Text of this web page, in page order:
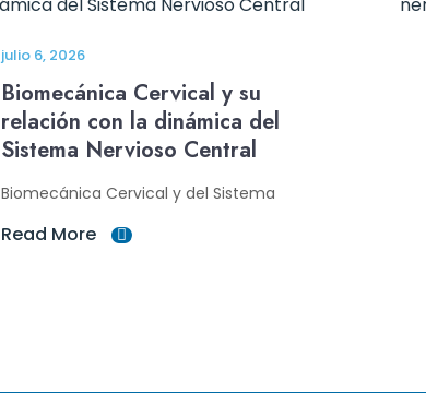
julio 6, 2026
Biomecánica Cervical y su
relación con la dinámica del
Sistema Nervioso Central
Biomecánica Cervical y del Sistema
Read More